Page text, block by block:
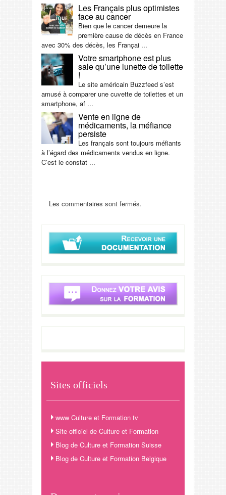
Les Français plus optimistes
face au cancer
Bien que le cancer demeure la
première cause de décès en France
avec 30% des décès, les Françai ...
Votre smartphone est plus
sale qu’une lunette de toilette
!
Le site américain Buzzfeed s’est
amusé à comparer une cuvette de toilettes et un
smartphone, af ...
Vente en ligne de
médicaments, la méfiance
persiste
Les français sont toujours méfiants
à l’égard des médicaments vendus en ligne.
C’est le constat ...
Les commentaires sont fermés.
Sites officiels
www Culture et Formation tv
Site officiel de Culture et Formation
Blog de Culture et Formation Suisse
Blog de Culture et Formation Belgique